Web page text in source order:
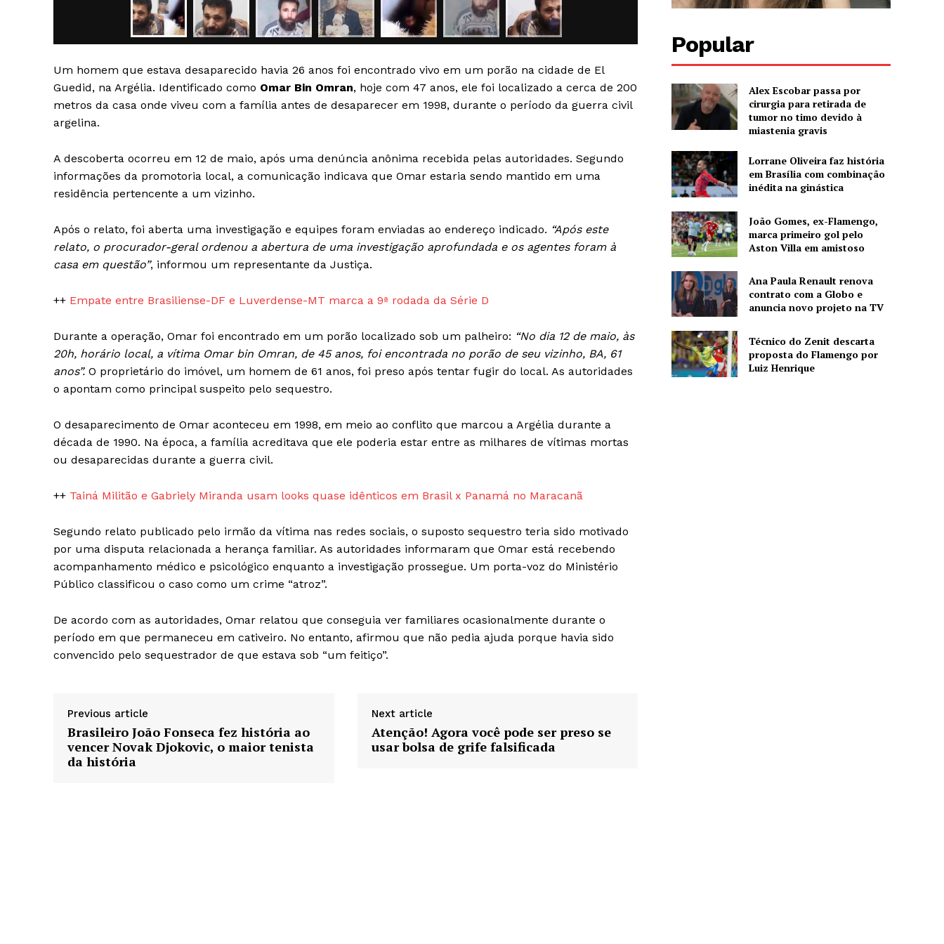
SAIBA MAIS
Transparência Editorial
Termos de Serviços
Um homem que estava desaparecido havia 26 anos foi encontrado vivo em um porão na cidade de El
Guedid, na Argélia. Identificado como Omar Bin Omran, hoje com 47 anos, ele foi localizado a cerca de 200
metros da casa onde viveu com a família antes de desaparecer em 1998, durante o período da guerra civil
argelina.
A descoberta ocorreu em 12 de maio, após uma denúncia anônima recebida pelas autoridades. Segundo
informações da promotoria local, a comunicação indicava que Omar estaria sendo mantido em uma
residência pertencente a um vizinho.
Após o relato, foi aberta uma investigação e equipes foram enviadas ao endereço indicado. “Após este
relato, o procurador-geral ordenou a abertura de uma investigação aprofundada e os agentes foram à
casa em questão”, informou um representante da Justiça.
++ Empate entre Brasiliense-DF e Luverdense-MT marca a 9ª rodada da Série D
Durante a operação, Omar foi encontrado em um porão localizado sob um palheiro: “No dia 12 de maio, às
20h, horário local, a vítima Omar bin Omran, de 45 anos, foi encontrada no porão de seu vizinho, BA, 61
anos”. O proprietário do imóvel, um homem de 61 anos, foi preso após tentar fugir do local. As autoridades
o apontam como principal suspeito pelo sequestro.
O desaparecimento de Omar aconteceu em 1998, em meio ao conflito que marcou a Argélia durante a
década de 1990. Na época, a família acreditava que ele poderia estar entre as milhares de vítimas mortas
ou desaparecidas durante a guerra civil.
++ Tainá Militão e Gabriely Miranda usam looks quase idênticos em Brasil x Panamá no Maracanã
Segundo relato publicado pelo irmão da vítima nas redes sociais, o suposto sequestro teria sido motivado
por uma disputa relacionada a herança familiar. As autoridades informaram que Omar está recebendo
acompanhamento médico e psicológico enquanto a investigação prossegue. Um porta-voz do Ministério
Público classificou o caso como um crime “atroz”.
De acordo com as autoridades, Omar relatou que conseguia ver familiares ocasionalmente durante o
período em que permaneceu em cativeiro. No entanto, afirmou que não pedia ajuda porque havia sido
convencido pelo sequestrador de que estava sob “um feitiço”.
Previous article
Brasileiro João Fonseca fez história ao
vencer Novak Djokovic, o maior tenista
da história
Next article
Atenção! Agora você pode ser preso se
usar bolsa de grife falsificada
Popular
Alex Escobar passa por
cirurgia para retirada de
tumor no timo devido à
miastenia gravis
Lorrane Oliveira faz história
em Brasília com combinação
inédita na ginástica
João Gomes, ex-Flamengo,
marca primeiro gol pelo
Aston Villa em amistoso
Ana Paula Renault renova
contrato com a Globo e
anuncia novo projeto na TV
Técnico do Zenit descarta
proposta do Flamengo por
Luiz Henrique